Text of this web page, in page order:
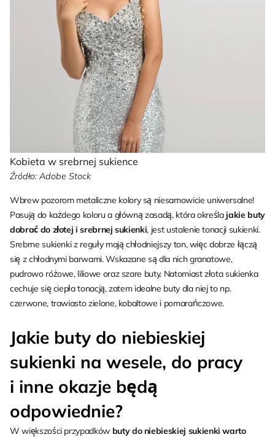
Kobieta w srebrnej sukience
Źródło: Adobe Stock
Wbrew pozorom metaliczne kolory są niesamowicie uniwersalne!
Pasują do każdego koloru a główną zasadą, która określajakie buty
dobrać do złotej i srebrnej sukienki, jest ustalenie tonacji sukienki.
Srebrne sukienki z reguły mają chłodniejszy ton, więc dobrze łączą
się z chłodnymi barwami. Wskazane są dla nich granatowe,
pudrowo różowe, liliowe oraz szare buty. Natomiast złota sukienka
cechuje się ciepła tonacją, zatem idealne buty dla niej to np.
czerwone, trawiasto zielone, kobaltowe i pomarańczowe.
Jakie buty do niebieskiej
sukienki na wesele, do pracy
i inne okazje będą
odpowiednie?
W większości przypadków buty do niebieskiej sukienki warto